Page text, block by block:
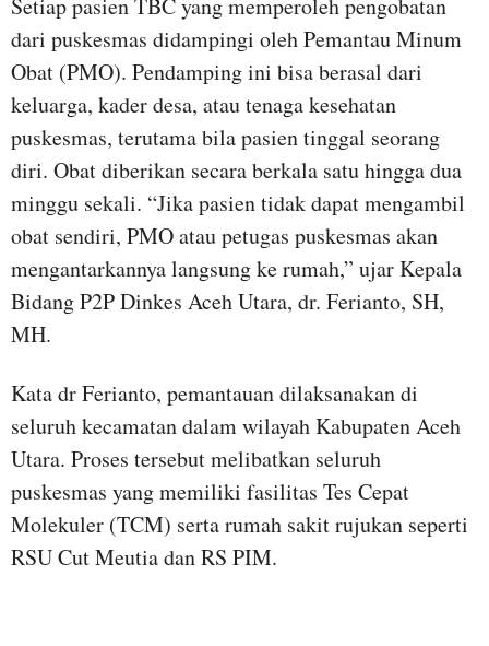
Setiap pasien TBC yang memperoleh pengobatan
dari puskesmas didampingi oleh Pemantau Minum
Obat (PMO). Pendamping ini bisa berasal dari
keluarga, kader desa, atau tenaga kesehatan
puskesmas, terutama bila pasien tinggal seorang
diri. Obat diberikan secara berkala satu hingga dua
minggu sekali. “Jika pasien tidak dapat mengambil
obat sendiri, PMO atau petugas puskesmas akan
mengantarkannya langsung ke rumah,” ujar Kepala
Bidang P2P Dinkes Aceh Utara, dr. Ferianto, SH,
MH.
Kata dr Ferianto, pemantauan dilaksanakan di
seluruh kecamatan dalam wilayah Kabupaten Aceh
Utara. Proses tersebut melibatkan seluruh
puskesmas yang memiliki fasilitas Tes Cepat
Molekuler (TCM) serta rumah sakit rujukan seperti
RSU Cut Meutia dan RS PIM.